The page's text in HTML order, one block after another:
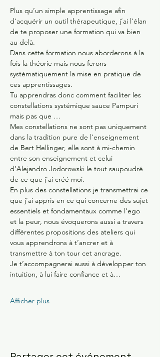
Plus qu’un simple apprentissage afin
d’acquérir un outil thérapeutique, j’ai l’élan
de te proposer une formation qui va bien
au delà.
Dans cette formation nous aborderons à la
fois la théorie mais nous ferons
systématiquement la mise en pratique de
ces apprentissages.
Tu apprendras donc comment faciliter les
constellations systémique sauce Pampuri
mais pas que …
Mes constellations ne sont pas uniquement
dans la tradition pure de l’enseignement
de Bert Hellinger, elle sont à mi-chemin
entre son enseignement et celui
d’Alejandro Jodorowski le tout saupoudré
de ce que j’ai créé moi.
En plus des constellations je transmettrai ce
que j’ai appris en ce qui concerne des sujet
essentiels et fondamentaux comme l’ego
et la peur, nous évoquerons aussi a travers
différentes propositions des ateliers qui
vous apprendrons à t’ancrer et à
transmettre à ton tour cet ancrage.
Je t’accompagnerai aussi à développer ton
intuition, à lui faire confiance et à…
Afficher plus